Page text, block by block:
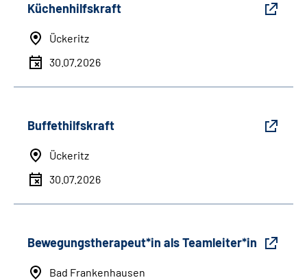
Küchenhilfskraft
Ückeritz
30.07.2026
Buffethilfskraft
Ückeritz
30.07.2026
Bewegungstherapeut*in als Teamleiter*in
Bad Frankenhausen